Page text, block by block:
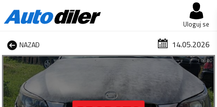
Uloguj se
NAZAD 14.05.2026
1 od 10